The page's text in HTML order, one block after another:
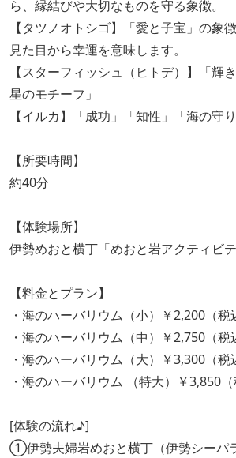
ら、縁結びや大切なものを守る象徴。
【タツノオトシゴ】「愛と子宝」の象
見た目から幸運を意味します。
【スターフィッシュ（ヒトデ）】「輝
星のモチーフ」
【イルカ】「成功」「知性」「海の守り
【所要時間】
約40分
【体験場所】
伊勢めおと横丁「めおと岩アクティビテ
【料金とプラン】
・海のハーバリウム（小）￥2,200（税
・海のハーバリウム（中）￥2,750（税
・海のハーバリウム（大）￥3,300（税
・海のハーバリウム （特大）￥3,850（
[体験の流れ♪]
①伊勢夫婦岩めおと横丁（伊勢シーパ